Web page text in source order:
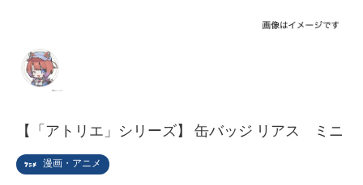
漫画・アニメ
【「アトリエ」シリーズ】 缶バッジ リアス ミニ